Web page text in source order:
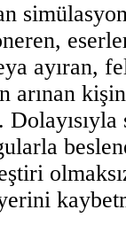
ayıran,
arınan